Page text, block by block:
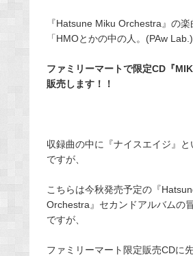
『Hatsune Miku Orchestra』の
「HMOとかの中の人。(PAw
ファミリーマートで限定CD『
販売します！！
収録曲の中に『ナイスエイジ』
ですが、
こちらは今秋発売予定の『
Orchestra』セカンドアルバムの
ですが、
ファミリーマート限定販売CDに